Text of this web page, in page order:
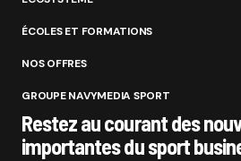
ÉCOLES ET FORMATIONS
NOS OFFRES
GROUPE NAVYMEDIA SPORT
Restez au courant des
importantes du sport